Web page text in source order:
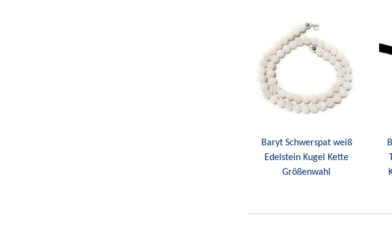
Baryt Schwerspat weiß
Edelstein Kugel Kette
Größenwahl